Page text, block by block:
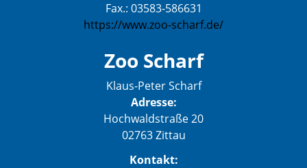
Fax.: 03583-586631
https://www.zoo-scharf.de/
Zoo Scharf
Klaus-Peter Scharf
Adresse:
Hochwaldstraße 20
02763 Zittau
Kontakt: